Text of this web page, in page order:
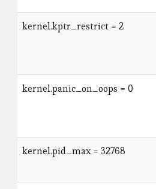
kernel.kptr_restrict = 2
kernel.panic_on_oops = 0
kernel.pid_max = 32768